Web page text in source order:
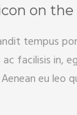
on
tempus
facilisis in,
Aenean eu leo